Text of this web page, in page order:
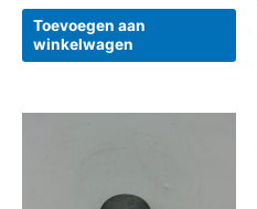
Toevoegen aan
winkelwagen